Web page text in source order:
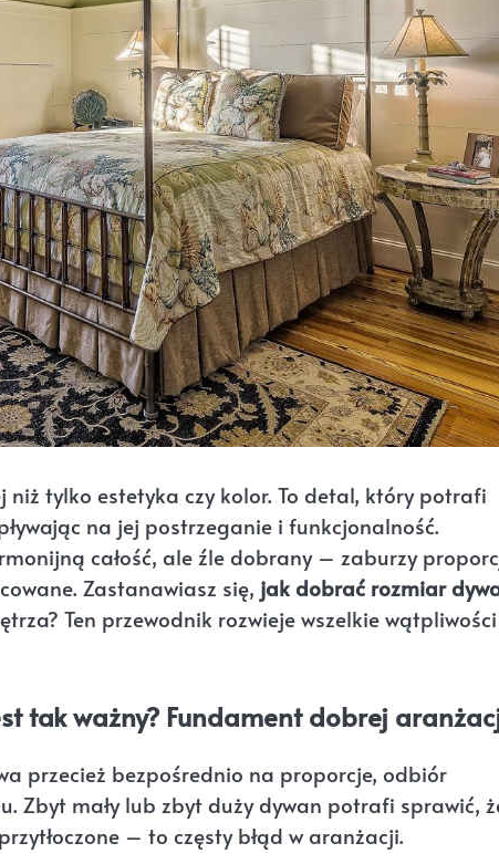
tylko estetyka czy kolor. To detal, który potrafi
na jej postrzeganie i funkcjonalność.
całość, ale źle dobrany – zaburzy
Zastanawiasz się, jak dobrać rozmiar
Ten przewodnik rozwieje wszelkie
tak ważny? Fundament dobrej
przecież bezpośrednio na proporcje, odbiór
Zbyt mały lub zbyt duży dywan potrafi sprawić,
– to częsty błąd w aranżacji.